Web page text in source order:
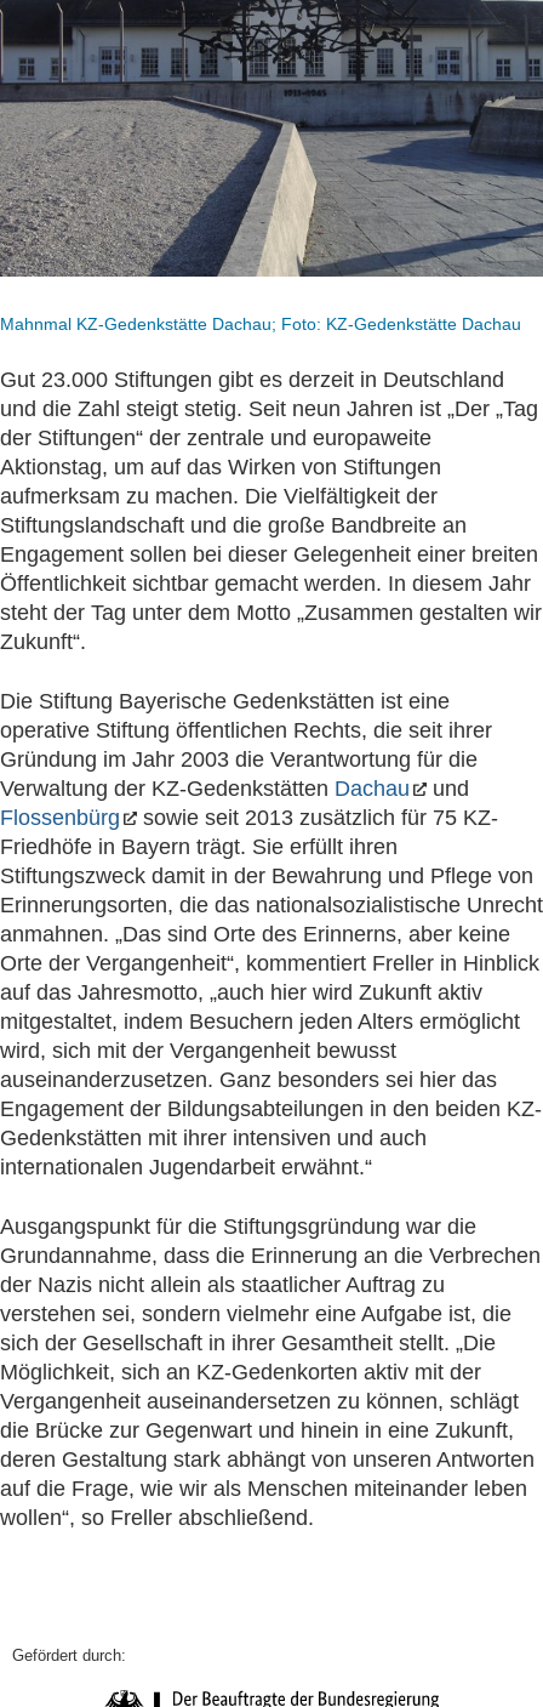
Mahnmal KZ-Gedenkstätte Dachau; Foto: KZ-Gedenkstätte Dachau
Gut 23.000 Stiftungen gibt es derzeit in Deutschland
und die Zahl steigt stetig. Seit neun Jahren ist „Der „Tag
der Stiftungen“ der zentrale und europaweite
Aktionstag, um auf das Wirken von Stiftungen
aufmerksam zu machen. Die Vielfältigkeit der
Stiftungslandschaft und die große Bandbreite an
Engagement sollen bei dieser Gelegenheit einer breiten
Öffentlichkeit sichtbar gemacht werden. In diesem Jahr
steht der Tag unter dem Motto „Zusammen gestalten wir
Zukunft“.
Die Stiftung Bayerische Gedenkstätten ist eine
operative Stiftung öffentlichen Rechts, die seit ihrer
Gründung im Jahr 2003 die Verantwortung für die
Verwaltung der KZ-Gedenkstätten Dachau
und
Flossenbürg
sowie seit 2013 zusätzlich für 75 KZ-
Friedhöfe in Bayern trägt. Sie erfüllt ihren
Stiftungszweck damit in der Bewahrung und Pflege von
Erinnerungsorten, die das nationalsozialistische Unrecht
anmahnen. „Das sind Orte des Erinnerns, aber keine
Orte der Vergangenheit“, kommentiert Freller in Hinblick
auf das Jahresmotto, „auch hier wird Zukunft aktiv
mitgestaltet, indem Besuchern jeden Alters ermöglicht
wird, sich mit der Vergangenheit bewusst
auseinanderzusetzen. Ganz besonders sei hier das
Engagement der Bildungsabteilungen in den beiden KZ-
Gedenkstätten mit ihrer intensiven und auch
internationalen Jugendarbeit erwähnt.“
Ausgangspunkt für die Stiftungsgründung war die
Grundannahme, dass die Erinnerung an die Verbrechen
der Nazis nicht allein als staatlicher Auftrag zu
verstehen sei, sondern vielmehr eine Aufgabe ist, die
sich der Gesellschaft in ihrer Gesamtheit stellt. „Die
Möglichkeit, sich an KZ-Gedenkorten aktiv mit der
Vergangenheit auseinandersetzen zu können, schlägt
die Brücke zur Gegenwart und hinein in eine Zukunft,
deren Gestaltung stark abhängt von unseren Antworten
auf die Frage, wie wir als Menschen miteinander leben
wollen“, so Freller abschließend.